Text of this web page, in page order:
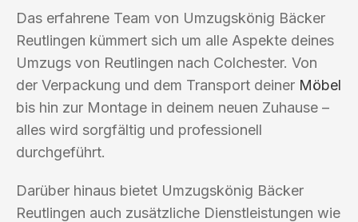
Das erfahrene Team von Umzugskönig Bäcker
Reutlingen kümmert sich um alle Aspekte deines
Umzugs von Reutlingen nach Colchester. Von
der Verpackung und dem Transport deiner Möbel
bis hin zur Montage in deinem neuen Zuhause –
alles wird sorgfältig und professionell
durchgeführt.
Darüber hinaus bietet Umzugskönig Bäcker
Reutlingen auch zusätzliche Dienstleistungen wie